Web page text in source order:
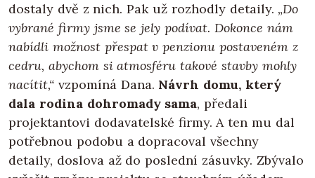
dostaly dvě z nich. Pak už rozhodly detaily. „Do
vybrané firmy jsme se jely podívat. Dokonce nám
nabídli možnost přespat v penzionu postaveném z
cedru, abychom si atmosféru takové stavby mohly
nacítit,“ vzpomíná Dana. Návrh domu, který
dala rodina dohromady sama, předali
projektantovi dodavatelské firmy. A ten mu dal
potřebnou podobu a dopracoval všechny
detaily, doslova až do poslední zásuvky. Zbývalo